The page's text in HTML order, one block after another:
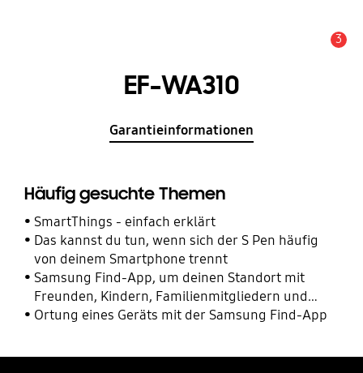
3
EF-WA310
Garantieinformationen
Häufig gesuchte Themen
SmartThings - einfach erklärt
Das kannst du tun, wenn sich der S Pen häufig
von deinem Smartphone trennt
Samsung Find-App, um deinen Standort mit
Freunden, Kindern, Familienmitgliedern und
anderen Kontakten zu teilen
Ortung eines Geräts mit der Samsung Find-App